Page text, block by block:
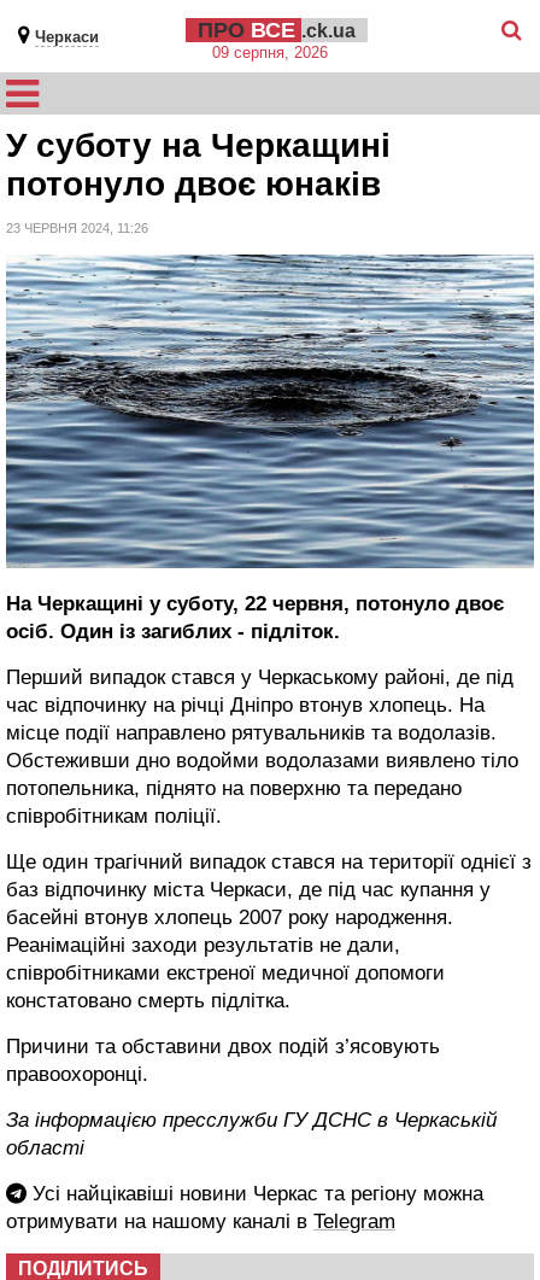
Черкаси ПРО ВСЕ .ck.ua
09 серпня, 2026
У суботу на Черкащині
потонуло двоє юнаків
23 ЧЕРВНЯ 2024, 11:26
На Черкащині у суботу, 22 червня, потонуло двоє
осіб. Один із загиблих - підліток.
Перший випадок стався у Черкаському районі, де під
час відпочинку на річці Дніпро втонув хлопець. На
місце події направлено рятувальників та водолазів.
Обстеживши дно водойми водолазами виявлено тіло
потопельника, піднято на поверхню та передано
співробітникам поліції.
Ще один трагічний випадок стався на території однієї з
баз відпочинку міста Черкаси, де під час купання у
басейні втонув хлопець 2007 року народження.
Реанімаційні заходи результатів не дали,
співробітниками екстреної медичної допомоги
констатовано смерть підлітка.
Причини та обставини двох подій з’ясовують
правоохоронці.
За інформацією пресслужби ГУ ДСНС в Черкаській
області
Усі найцікавіші новини Черкас та регіону можна
отримувати на нашому каналі в Telegram
ПОДІЛИТИСЬ